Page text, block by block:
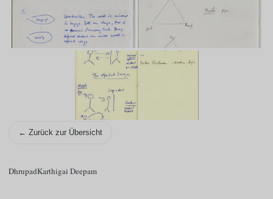
← Zurück zur Übersicht
DhrupadKarthigai Deepam